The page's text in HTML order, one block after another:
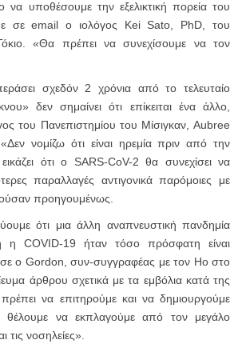
να υποθέσουμε την εξελικτική πορεία του
σε email ο ιολόγος Kei Sato, PhD, του
«Θα πρέπει να συνεχίσουμε να τον
σχεδόν 2 χρόνια από το τελευταίο
δεν σημαίνει ότι επίκειται ένα άλλο,
του Πανεπιστημίου του Μίσιγκαν, Aubree
νομίζω ότι είναι ηρεμία πριν από την
εικάζει ότι ο SARS-CoV-2 θα συνεχίσει να
παραλλαγές αντιγονικά παρόμοιες με
προηγουμένως.
ότι μια άλλη αναπνευστική πανδημία
η COVID-19 ήταν τόσο πρόσφατη είναι
ο Gordon, συν-συγγραφέας με τον Ho στο
άρθρου σχετικά με τα εμβόλια κατά της
να επιτηρούμε και να δημιουργούμε
θέλουμε να εκπλαγούμε από τον μεγάλο
νοσηλείες».